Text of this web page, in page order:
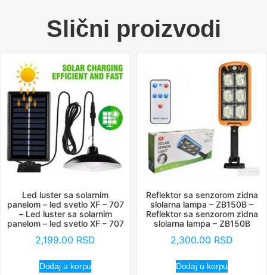
Slični proizvodi
Led luster sa solarnim
panelom – led svetlo XF – 707
– Led luster sa solarnim
panelom – led svetlo XF – 707
2,199.00 RSD
Dodaj u korpu
Reflektor sa senzorom zidna
slolarna lampa – ZB150B –
Reflektor sa senzorom zidna
slolarna lampa – ZB150B
2,300.00 RSD
Dodaj u korpu